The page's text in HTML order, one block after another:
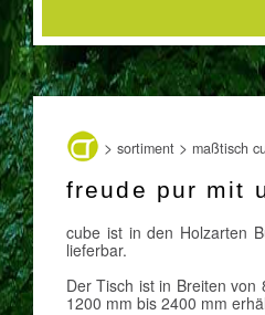
> sortiment > maßtisch
freude pur mit
cube ist in den Holzarten
lieferbar.
Der Tisch ist in Breiten
1200 mm bis 2400 mm